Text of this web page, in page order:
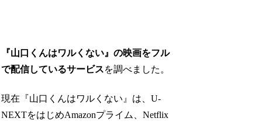
『山口くんはワルくない』の映画をフル
で配信しているサービスを調べました。
現在『山口くんはワルくない』は、U-
NEXTをはじめAmazonプライム、Netflix